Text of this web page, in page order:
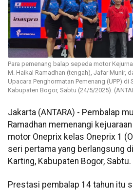
Para pemenang balap sepeda motor
M. Haikal Ramadhan (tengah), Jafar Munir,
Upacara Penghormatan Pemenang (UPP) di
Kabupaten Bogor, Sabtu (24/5/2025).
Jakarta (ANTARA) - Pembalap
Ramadhan memenangi
motor Oneprix kelas Oneprix 1
seri pertama yang berlangsung
Karting, Kabupaten Bogor, Sabtu.
Prestasi pembalap 14 tahun itu